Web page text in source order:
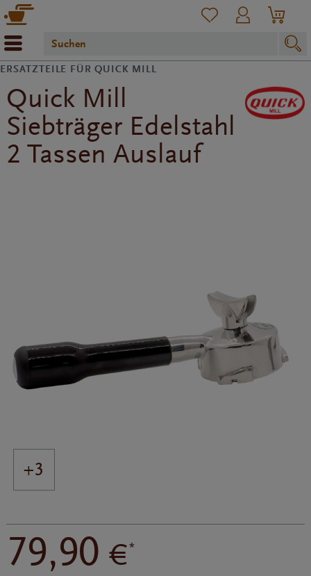
ERSATZTEILE FÜR QUICK MILL
Quick Mill
Siebträger Edelstahl
2 Tassen Auslauf
+3
79,90€*